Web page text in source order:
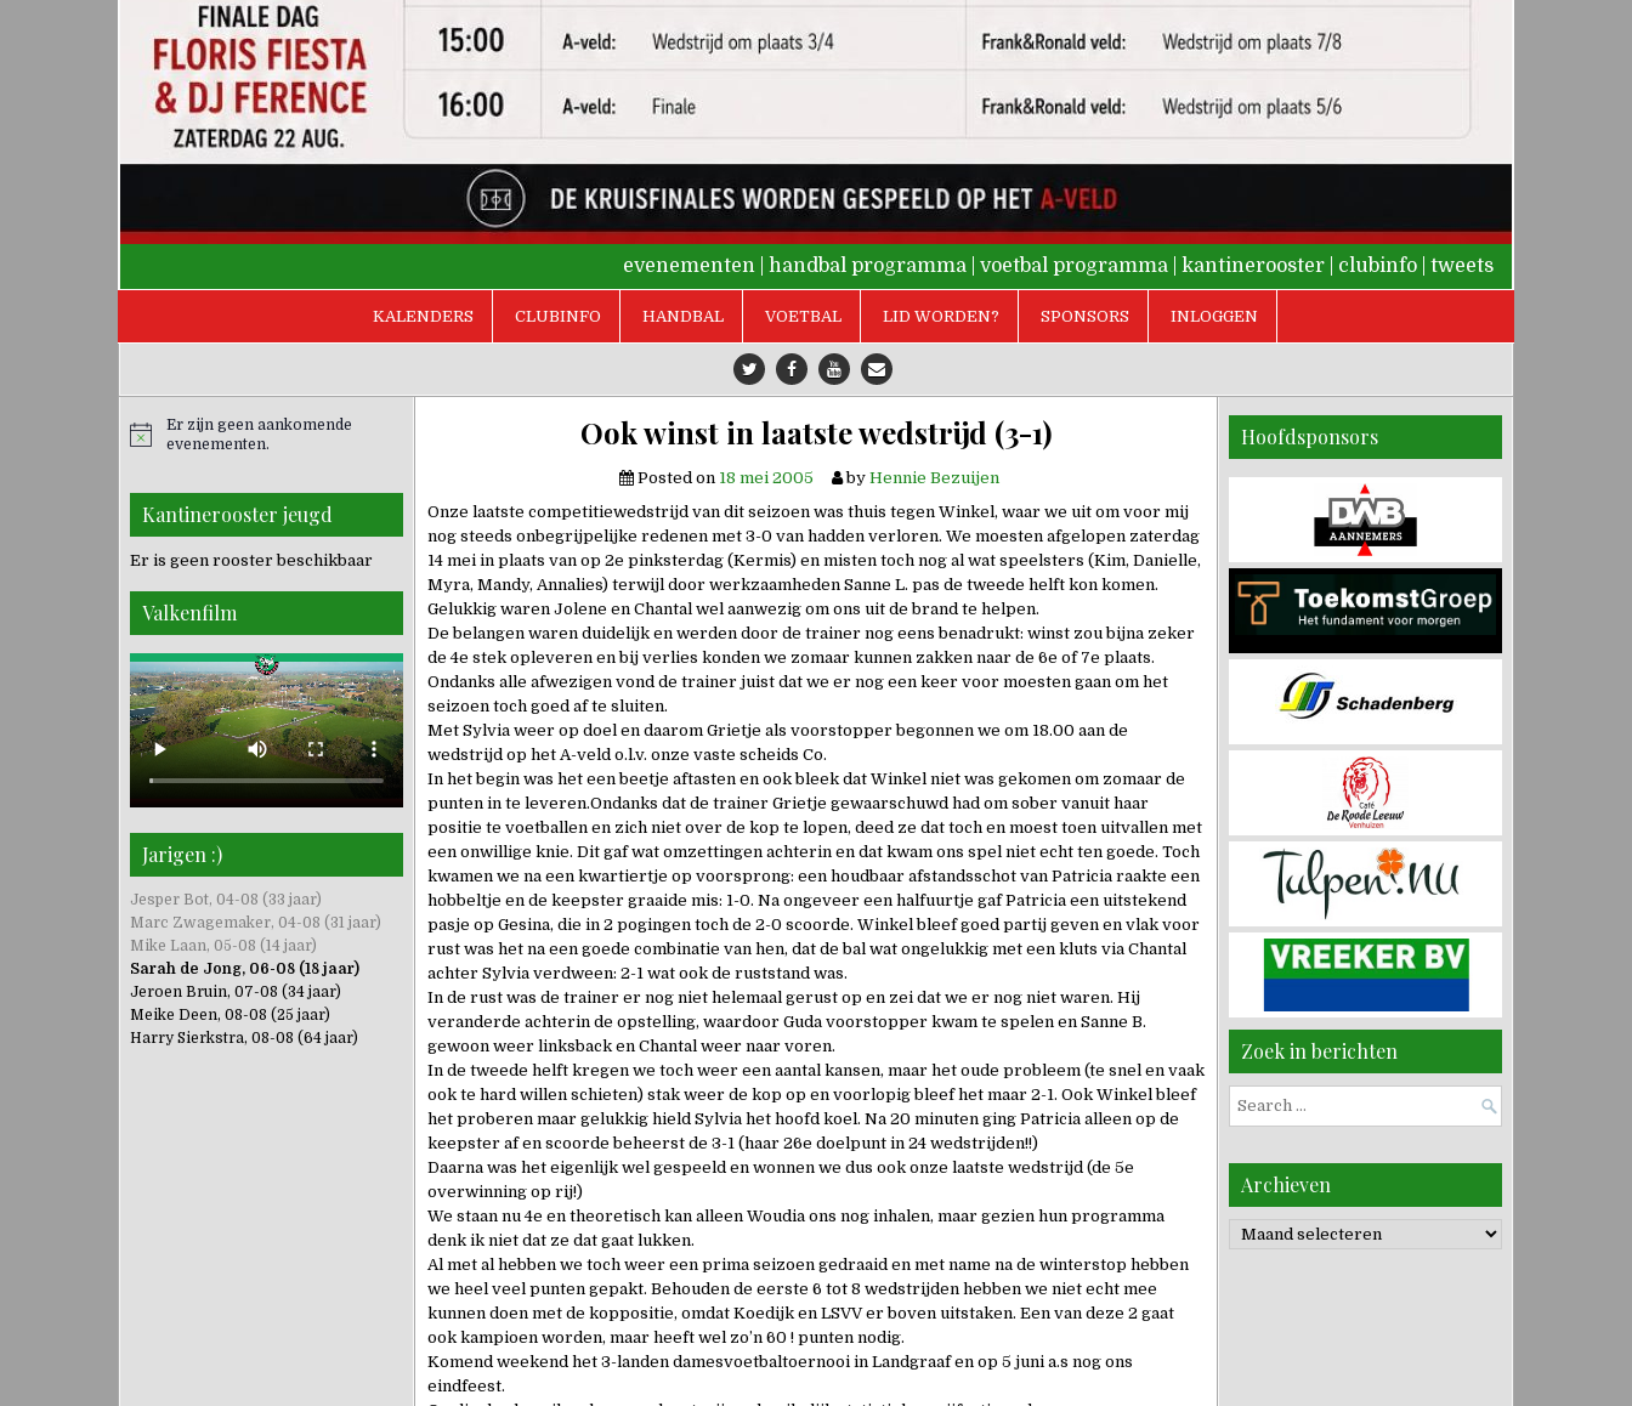
evenementen handbal programma voetbal programma kantinerooster clubinfo tweets
KALENDERS CLUBINFO HANDBAL VOETBAL LID WORDEN? SPONSORS INLOGGEN
Ook winst in laatste wedstrijd (3-1)
Posted on 18 mei 2005 by Hennie Bezuijen
Onze laatste competitiewedstrijd van dit seizoen was thuis tegen Winkel, waar we uit om voor mij
nog steeds onbegrijpelijke redenen met 3-0 van hadden verloren. We moesten afgelopen zaterdag
14 mei in plaats van op 2e pinksterdag (Kermis) en misten toch nog al wat speelsters (Kim, Danielle,
Myra, Mandy, Annalies) terwijl door werkzaamheden Sanne L. pas de tweede helft kon komen.
Gelukkig waren Jolene en Chantal wel aanwezig om ons uit de brand te helpen.
De belangen waren duidelijk en werden door de trainer nog eens benadrukt: winst zou bijna zeker
de 4e stek opleveren en bij verlies konden we zomaar kunnen zakken naar de 6e of 7e plaats.
Ondanks alle afwezigen vond de trainer juist dat we er nog een keer voor moesten gaan om het
seizoen toch goed af te sluiten.
Met Sylvia weer op doel en daarom Grietje als voorstopper begonnen we om 18.00 aan de
wedstrijd op het A-veld o.l.v. onze vaste scheids Co.
In het begin was het een beetje aftasten en ook bleek dat Winkel niet was gekomen om zomaar de
punten in te leveren.Ondanks dat de trainer Grietje gewaarschuwd had om sober vanuit haar
positie te voetballen en zich niet over de kop te lopen, deed ze dat toch en moest toen uitvallen met
een onwillige knie. Dit gaf wat omzettingen achterin en dat kwam ons spel niet echt ten goede. Toch
kwamen we na een kwartiertje op voorsprong: een houdbaar afstandsschot van Patricia raakte een
hobbeltje en de keepster graaide mis: 1-0. Na ongeveer een halfuurtje gaf Patricia een uitstekend
pasje op Gesina, die in 2 pogingen toch de 2-0 scoorde. Winkel bleef goed partij geven en vlak voor
rust was het na een goede combinatie van hen, dat de bal wat ongelukkig met een kluts via Chantal
achter Sylvia verdween: 2-1 wat ook de ruststand was.
In de rust was de trainer er nog niet helemaal gerust op en zei dat we er nog niet waren. Hij
veranderde achterin de opstelling, waardoor Guda voorstopper kwam te spelen en Sanne B.
gewoon weer linksback en Chantal weer naar voren.
In de tweede helft kregen we toch weer een aantal kansen, maar het oude probleem (te snel en vaak
ook te hard willen schieten) stak weer de kop op en voorlopig bleef het maar 2-1. Ook Winkel bleef
het proberen maar gelukkig hield Sylvia het hoofd koel. Na 20 minuten ging Patricia alleen op de
keepster af en scoorde beheerst de 3-1 (haar 26e doelpunt in 24 wedstrijden!!)
Daarna was het eigenlijk wel gespeeld en wonnen we dus ook onze laatste wedstrijd (de 5e
overwinning op rij!)
We staan nu 4e en theoretisch kan alleen Woudia ons nog inhalen, maar gezien hun programma
denk ik niet dat ze dat gaat lukken.
Al met al hebben we toch weer een prima seizoen gedraaid en met name na de winterstop hebben
we heel veel punten gepakt. Behouden de eerste 6 tot 8 wedstrijden hebben we niet echt mee
kunnen doen met de koppositie, omdat Koedijk en LSVV er boven uitstaken. Een van deze 2 gaat
ook kampioen worden, maar heeft wel zo’n 60 ! punten nodig.
Komend weekend het 3-landen damesvoetbaltoernooi in Landgraaf en op 5 juni a.s nog ons
eindfeest.
Er zijn geen aankomende
evenementen.
Kantinerooster jeugd
Er is geen rooster beschikbaar
Valkenfilm
Jarigen :)
Jesper Bot, 04-08 (33 jaar)
Marc Zwagemaker, 04-08 (31 jaar)
Mike Laan, 05-08 (14 jaar)
Sarah de Jong, 06-08 (18 jaar)
Jeroen Bruin, 07-08 (34 jaar)
Meike Deen, 08-08 (25 jaar)
Harry Sierkstra, 08-08 (64 jaar)
Hoofdsponsors
Zoek in berichten
Search
for:
Archieven
Archieven